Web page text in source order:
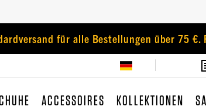
für alle Bestellungen über 75 €.
ACCESSOIRES KOLLEKTIONEN